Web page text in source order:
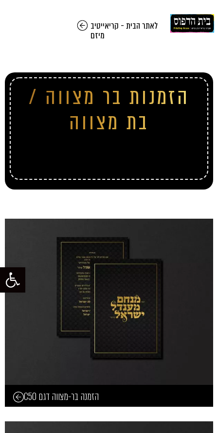
פתח
לאתר הבית - קריאייטיב
מיזם
הזמנות בר מצווה /
בת מצווה
הזמנה בר-מצווה דגם C50